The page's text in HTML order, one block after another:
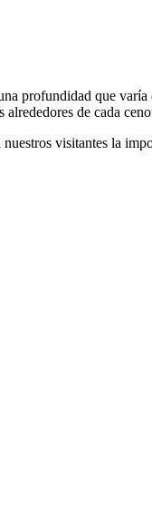
profundidad que
de cada
visitantes la